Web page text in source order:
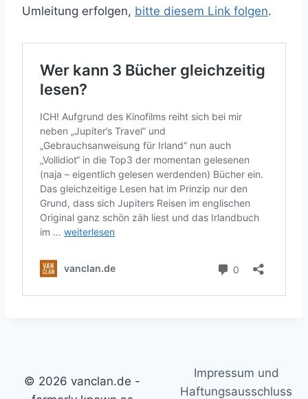
Umleitung erfolgen, bitte diesem Link folgen.
© 2026 vanclan.de -
Impressum und
Haftungsausschluss